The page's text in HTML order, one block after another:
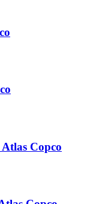
Copco